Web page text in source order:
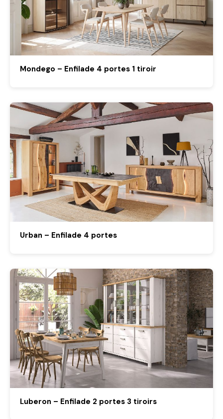
Mondego – Enfilade 4 portes 1 tiroir
Urban – Enfilade 4 portes
Luberon – Enfilade 2 portes 3 tiroirs